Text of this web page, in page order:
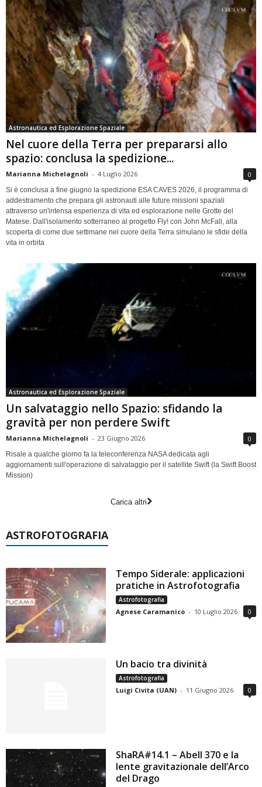
Astronautica ed Esplorazione Spaziale
Nel cuore della Terra per prepararsi allo
spazio: conclusa la spedizione...
Marianna Michelagnoli - 4 Luglio 2026 0
Si è conclusa a fine giugno la spedizione ESA CAVES 2026, il programma di
addestramento che prepara gli astronauti alle future missioni spaziali
attraverso un'intensa esperienza di vita ed esplorazione nelle Grotte del
Matese. Dall'isolamento sotterraneo al progetto Fly! con John McFall, alla
scoperta di come due settimane nel cuore della Terra simulano le sfide della
vita in orbita
Astronautica ed Esplorazione Spaziale
Un salvataggio nello Spazio: sfidando la
gravità per non perdere Swift
Marianna Michelagnoli - 23 Giugno 2026 0
Risale a qualche giorno fa la teleconferenza NASA dedicata agli
aggiornamenti sull'operazione di salvataggio per il satellite Swift (la Swift Boost
Mission)
Carica altri
ASTROFOTOGRAFIA
Tempo Siderale: applicazioni
pratiche in Astrofotografia
Astrofotografia
Agnese Caramanico - 10 Luglio 2026 0
Un bacio tra divinità
Astrofotografia
Luigi Civita (UAN) - 11 Giugno 2026 0
ShaRA#14.1 – Abell 370 e la
lente gravitazionale dell’Arco
del Drago